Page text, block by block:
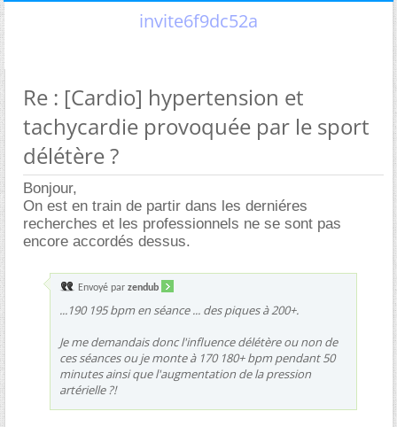
invite6f9dc52a
Re : [Cardio] hypertension et
tachycardie provoquée par le sport
délétère ?
Bonjour,
On est en train de partir dans les derniéres
recherches et les professionnels ne se sont pas
encore accordés dessus.
Envoyé par zendub
...190 195 bpm en séance ... des piques à 200+.
Je me demandais donc l'influence délétère ou non de
ces séances ou je monte à 170 180+ bpm pendant 50
minutes ainsi que l'augmentation de la pression
artérielle ?!